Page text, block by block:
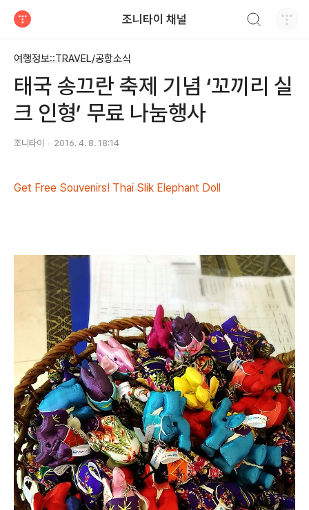
조니타이 채널
여행정보::TRAVEL/공항소식
태국 송끄란 축제 기념 ‘꼬끼리 실
크 인형’ 무료 나눔행사
조니타이 2016. 4. 8. 18:14
​Get Free Souvenirs! Thai Slik Elephant Doll